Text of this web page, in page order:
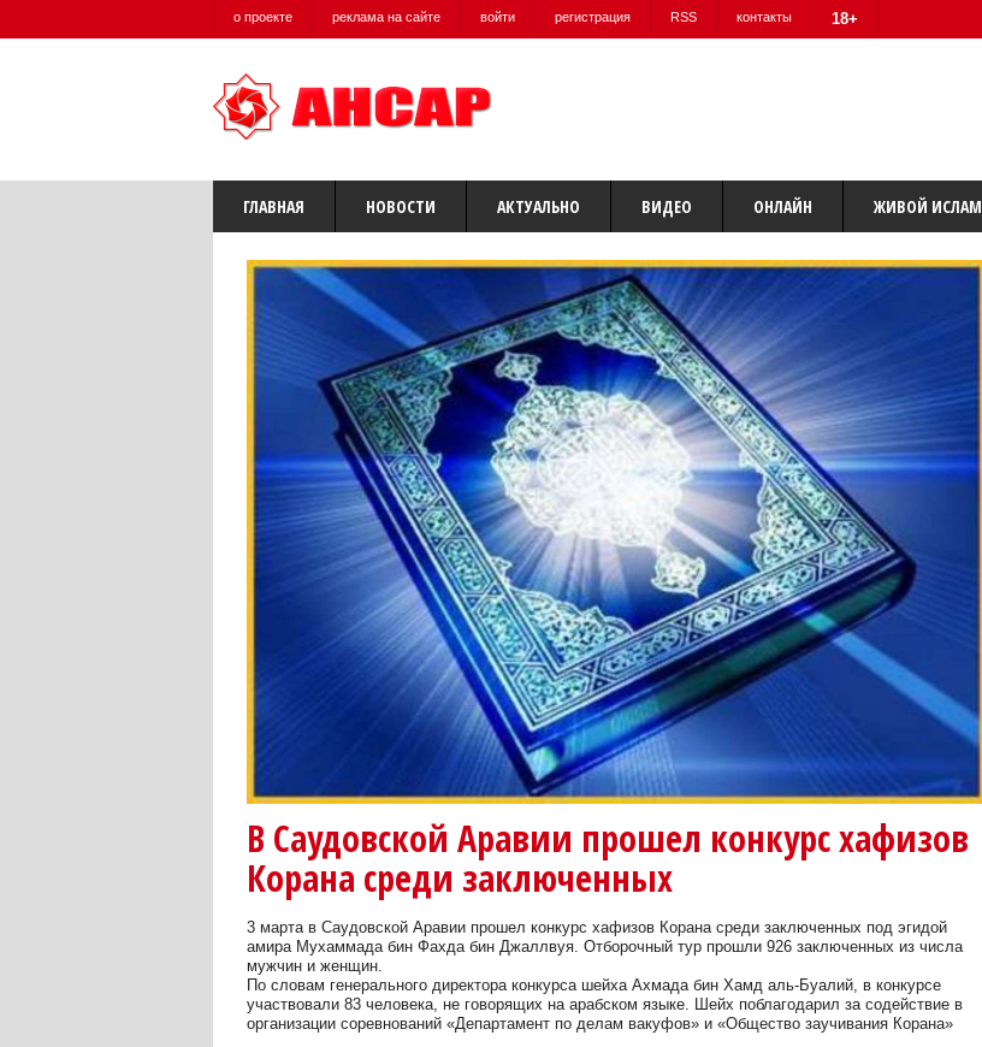
о проекте реклама на сайте войти регистрация RSS контакты 18+
ГЛАВНАЯ НОВОСТИ АКТУАЛЬНО ВИДЕО ОНЛАЙН ЖИВОЙ ИСЛАМ
В Саудовской Аравии прошел конкурс хафизов
Корана среди заключенных
3 марта в Саудовской Аравии прошел конкурс хафизов Корана среди заключенных под эгидой
амира Мухаммада бин Фахда бин Джаллвуя. Отборочный тур прошли 926 заключенных из числа
мужчин и женщин.
По словам генерального директора конкурса шейха Ахмада бин Хамд аль-Буалий, в конкурсе
участвовали 83 человека, не говорящих на арабском языке. Шейх поблагодарил за содействие в
организации соревнований «Департамент по делам вакуфов» и «Общество заучивания Корана»